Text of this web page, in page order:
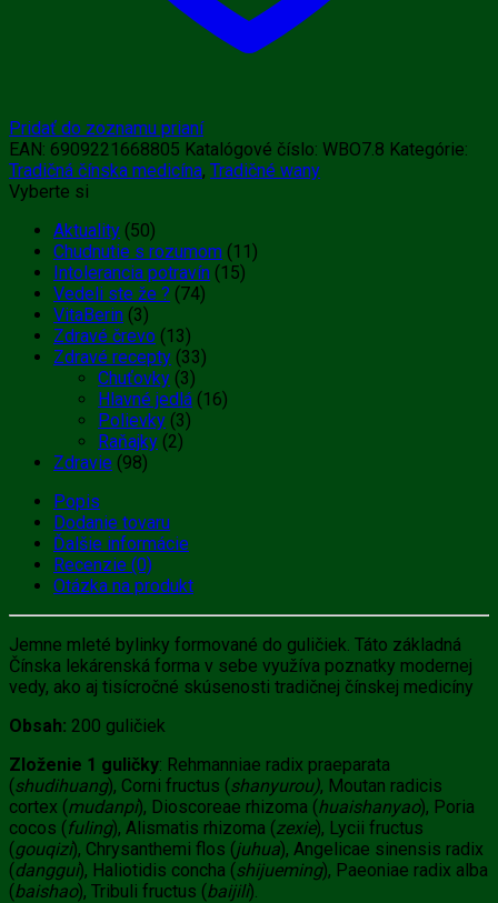
Pridať do zoznamu prianí
EAN: 6909221668805 Katalógové číslo: WBO7.8 Kategórie:
Tradičná čínska medicína, Tradičné wany
Vyberte si
Aktuality (50)
Chudnutie s rozumom (11)
Intolerancia potravín (15)
Vedeli ste že ? (74)
VitaBerin (3)
Zdravé črevo (13)
Zdravé recepty (33)
Chuťovky (3)
Hlavné jedlá (16)
Polievky (3)
Raňajky (2)
Zdravie (98)
Popis
Dodanie tovaru
Ďalšie informácie
Recenzie (0)
Otázka na produkt
Jemne mleté bylinky formované do guličiek. Táto základná
Čínska lekárenská forma v sebe využíva poznatky modernej
vedy, ako aj tisícročné skúsenosti tradičnej čínskej medicíny
Obsah: 200 guličiek
Zloženie 1 guličky: Rehmanniae radix praeparata
(shudihuang), Corni fructus (shanyurou), Moutan radicis
cortex (mudanpi), Dioscoreae rhizoma (huaishanyao), Poria
cocos (fuling), Alismatis rhizoma (zexie), Lycii fructus
(gouqizi), Chrysanthemi flos (juhua), Angelicae sinensis radix
(danggui), Haliotidis concha (shijueming), Paeoniae radix alba
(baishao), Tribuli fructus (baijili).